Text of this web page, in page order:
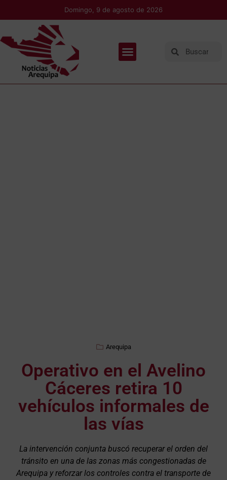
Domingo, 9 de agosto de 2026
Arequipa
Operativo en el Avelino
Cáceres retira 10
vehículos informales de
las vías
La intervención conjunta buscó recuperar el orden del
tránsito en una de las zonas más congestionadas de
Arequipa y reforzar los controles contra el transporte de